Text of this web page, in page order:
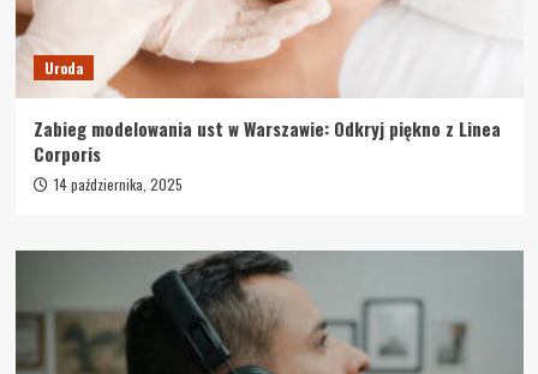
Uroda
Zabieg modelowania ust w Warszawie: Odkryj piękno z Linea
Corporis
14 października, 2025